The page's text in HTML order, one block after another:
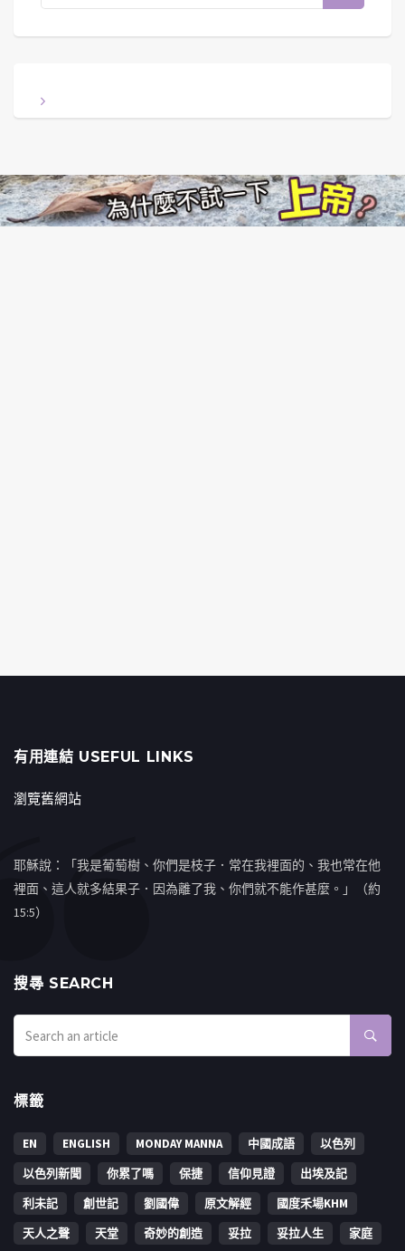
有用連結 USEFUL LINKS
瀏覽舊網站
耶穌說：「我是葡萄樹、你們是枝子．常在我裡面的、我也常在他
裡面、這人就多結果子．因為離了我、你們就不能作甚麼。」（約
15:5）
搜㝷 SEARCH
標籤
EN ENGLISH MONDAY MANNA 中國成語
以色列
以色列新聞
你累了嗎 保捷 信仰見證
出埃及記
利未記
創世記 劉國偉 原文解經
國度禾場KHM
天人之聲
天堂 奇妙的創造 妥拉 妥拉人生 家庭